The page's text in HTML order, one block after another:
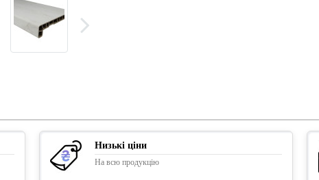
Низькі ціни
На всю продукцію